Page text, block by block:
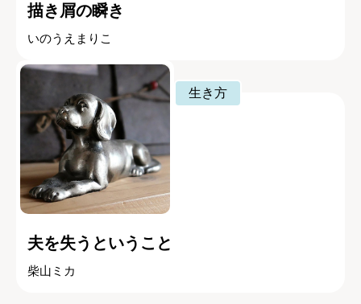
描き屑の瞬き
いのうえまりこ
生き方
夫を失うということ
柴山ミカ